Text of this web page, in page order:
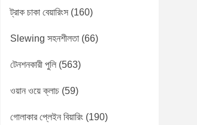
ট্রাক চাকা বেয়ারিংস (160)
Slewing সহনশীলতা (66)
টেনশনকারী পুলি (563)
ওয়ান ওয়ে ক্লাচ (59)
গোলাকার প্লেইন বিয়ারিং (190)